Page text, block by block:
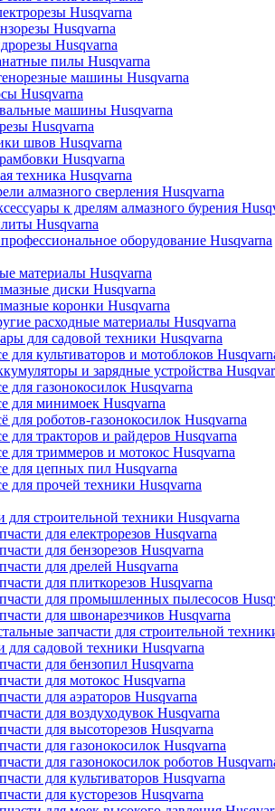
Husqvarna
Husqvarna
Husqvarna
пилы Husqvarna
машины Husqvarna
Husqvarna
машины Husqvarna
Husqvarna
швов Husqvarna
Husqvarna
техника Husqvarna
алмазного сверления Husqvarna
к дрелям алмазного бурения
Husqvarna
оборудование Husqvarna
материалы Husqvarna
диски Husqvarna
коронки Husqvarna
расходные материалы Husqvarna
для садовой техники Husqvarna
для культиваторов и мотоблоков
и зарядные устройства
для газонокосилок Husqvarna
для минимоек Husqvarna
для роботов-газонокосилок Husqvarna
для тракторов и райдеров Husqvarna
для триммеров и мотокос Husqvarna
для цепных пил Husqvarna
для прочей техники Husqvarna
для строительной техники Husqvarna
для електрорезов Husqvarna
для бензорезов Husqvarna
для дрелей Husqvarna
для плиткорезов Husqvarna
для промышленных пылесосов
для швонарезчиков Husqvarna
запчасти для строительной
для садовой техники Husqvarna
для бензопил Husqvarna
для мотокос Husqvarna
для аэраторов Husqvarna
для воздуходувок Husqvarna
для высоторезов Husqvarna
для газонокосилок Husqvarna
для газонокосилок роботов
для культиваторов Husqvarna
для кусторезов Husqvarna